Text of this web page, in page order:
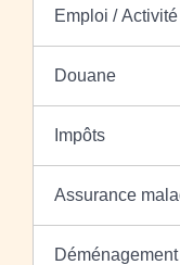
Emploi / Activité
Douane
Impôts
Assurance
Déménagement